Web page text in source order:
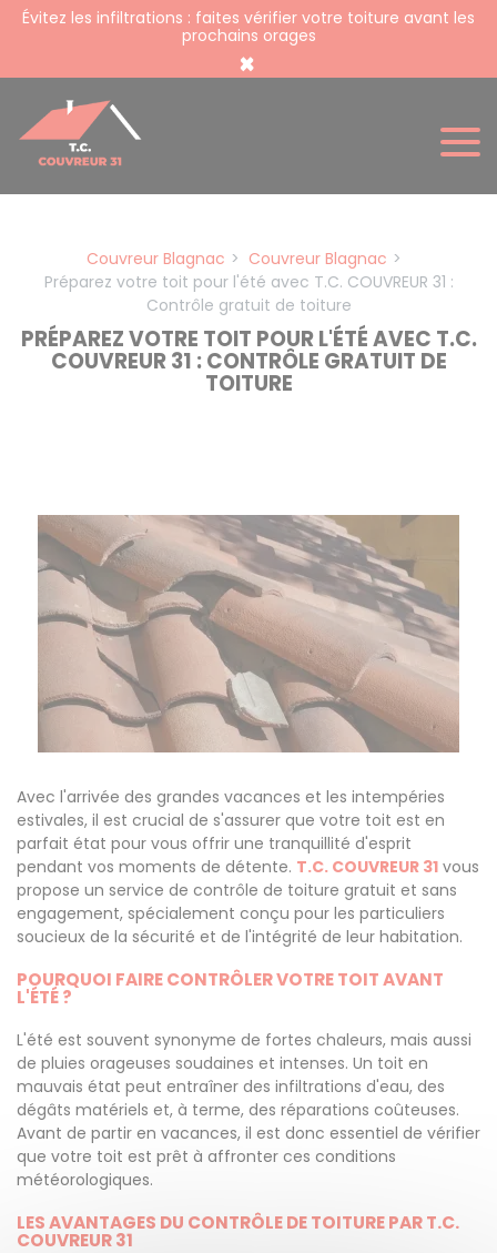
Évitez les infiltrations : faites vérifier votre toiture avant les
prochains orages
×
Couvreur Blagnac
Couvreur Blagnac
Préparez votre toit pour l'été avec T.C. COUVREUR 31 :
Contrôle gratuit de toiture
PRÉPAREZ VOTRE TOIT POUR L'ÉTÉ AVEC T.C.
COUVREUR 31 : CONTRÔLE GRATUIT DE
TOITURE
Avec l'arrivée des grandes vacances et les intempéries
estivales, il est crucial de s'assurer que votre toit est en
parfait état pour vous offrir une tranquillité d'esprit
pendant vos moments de détente. T.C. COUVREUR 31 vous
propose un service de contrôle de toiture gratuit et sans
engagement, spécialement conçu pour les particuliers
soucieux de la sécurité et de l'intégrité de leur habitation.
POURQUOI FAIRE CONTRÔLER VOTRE TOIT AVANT
L'ÉTÉ ?
L'été est souvent synonyme de fortes chaleurs, mais aussi
de pluies orageuses soudaines et intenses. Un toit en
mauvais état peut entraîner des infiltrations d'eau, des
dégâts matériels et, à terme, des réparations coûteuses.
Avant de partir en vacances, il est donc essentiel de vérifier
que votre toit est prêt à affronter ces conditions
météorologiques.
LES AVANTAGES DU CONTRÔLE DE TOITURE PAR T.C.
COUVREUR 31
Panneau de gestion des cookies